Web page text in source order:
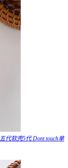
代软壳5代 Dont touch单